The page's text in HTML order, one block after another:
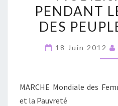
PENDANT
DES
18 Juin 2012
MARCHE Mondiale des
et la Pauvreté